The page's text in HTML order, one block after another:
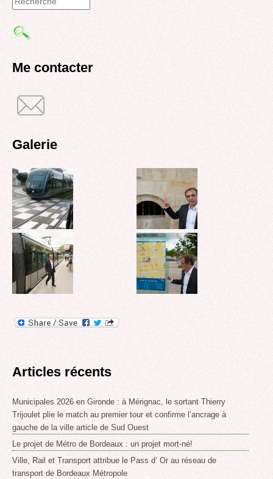
de
Me contacter
Galerie
Articles récents
Municipales 2026 en Gironde : à Mérignac, le sortant Thierry
Trijoulet plie le match au premier tour et confirme l’ancrage à
gauche de la ville article de Sud Ouest
Le projet de Métro de Bordeaux : un projet mort-né!
Ville, Rail et Transport attribue le Pass d’ Or au réseau de
transport de Bordeaux Métropole